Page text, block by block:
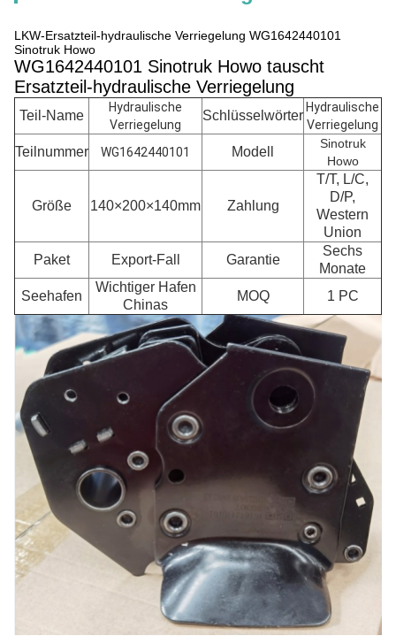
LKW-Ersatzteil-hydraulische Verriegelung WG1642440101
Sinotruk Howo
WG1642440101 Sinotruk Howo tauscht
Ersatzteil-hydraulische Verriegelung
Teil-Name
Hydraulische
Verriegelung
Schlüsselwörter
Hydraulische
Verriegelung
Teilnummer WG1642440101 Modell
Sinotruk
Howo
Größe 140×200×140mm Zahlung
T/T, L/C,
D/P,
Western
Union
Paket
Export-Fall Garantie
Sechs
Monate
Seehafen
Wichtiger Hafen
Chinas
MOQ 1 PC